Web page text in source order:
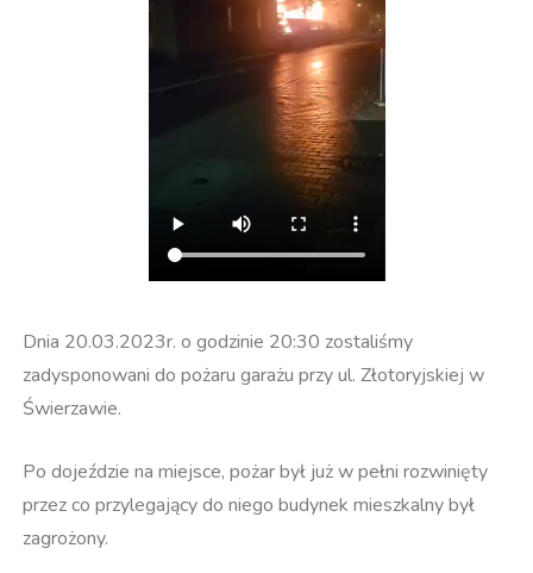
Dnia 20.03.2023r. o godzinie 20:30 zostaliśmy
zadysponowani do pożaru garażu przy ul. Złotoryjskiej w
Świerzawie.
Po dojeździe na miejsce, pożar był już w pełni rozwinięty
przez co przylegający do niego budynek mieszkalny był
zagrożony.